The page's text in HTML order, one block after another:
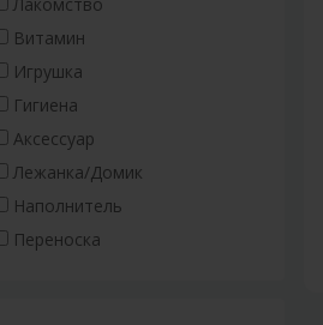
Витамин
Игрушка
Гигиена
Аксессуар
Лежанка/Домик
Наполнитель
Переноска